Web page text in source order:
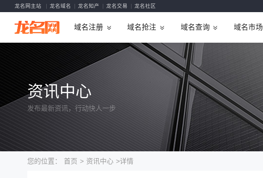
龙名网主站 龙名域名 龙名知产 龙名交易 龙名社区
域名注册 域名抢注 域名查询 域名市场
资讯中心
发布最新资讯，行动快人一步
您的位置： 首页 > 资讯中心 >详情